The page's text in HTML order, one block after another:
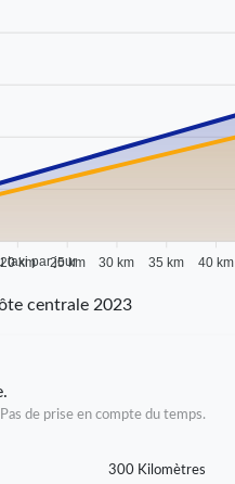
20 km 25 km 30 km 35 km 40 km
taxi par jour
centrale 2023
de prise en compte du temps.
300 Kilomètres